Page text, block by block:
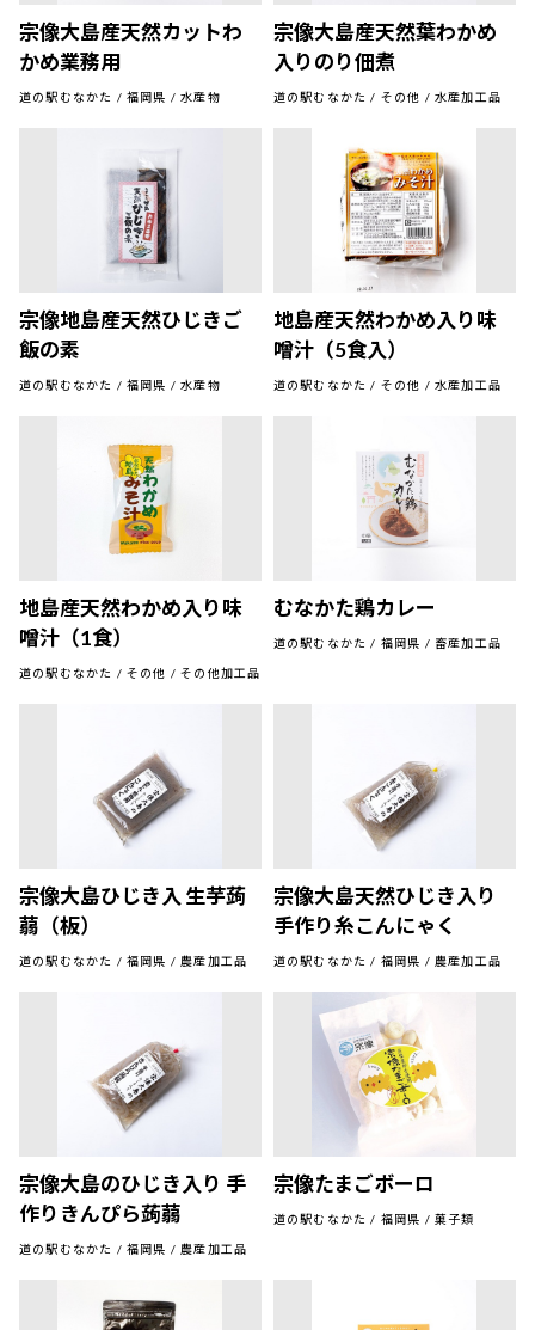
宗像大島産天然カットわ
かめ業務用
道の駅むなかた / 福岡県 / 水産物
宗像大島産天然葉わかめ
入りのり佃煮
道の駅むなかた / その他 / 水産加工品
宗像地島産天然ひじきご
飯の素
道の駅むなかた / 福岡県 / 水産物
地島産天然わかめ入り味
噌汁（5食入）
道の駅むなかた / その他 / 水産加工品
地島産天然わかめ入り味
噌汁（1食）
道の駅むなかた / その他 / その他加工品
むなかた鶏カレー
道の駅むなかた / 福岡県 / 畜産加工品
宗像大島ひじき入 生芋蒟
蒻（板）
道の駅むなかた / 福岡県 / 農産加工品
宗像大島天然ひじき入り
手作り糸こんにゃく
道の駅むなかた / 福岡県 / 農産加工品
宗像大島のひじき入り 手
作りきんぴら蒟蒻
道の駅むなかた / 福岡県 / 農産加工品
宗像たまごボーロ
道の駅むなかた / 福岡県 / 菓子類